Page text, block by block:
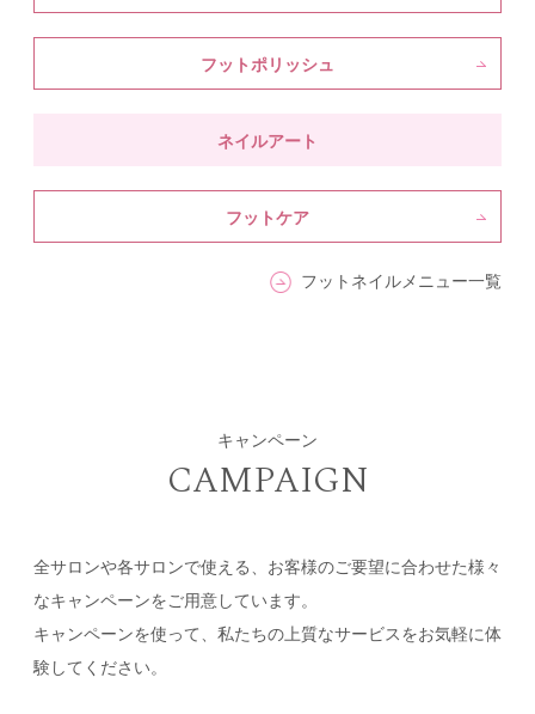
フットポリッシュ
ネイルアート
フットケア
フットネイルメニュー一覧
キャンペーン
CAMPAIGN
全サロンや各サロンで使える、お客様のご要望に合わせた様々
なキャンペーンをご用意しています。
キャンペーンを使って、私たちの上質なサービスをお気軽に体
験してください。